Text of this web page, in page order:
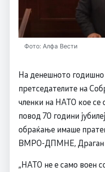
Фото: Алфа Вести
На денешното
претседателите на
членки на НАТО кое
повод 70 години
обраќање имаше
ВМРО-ДПМНЕ, Драган
„НАТО не е само воен